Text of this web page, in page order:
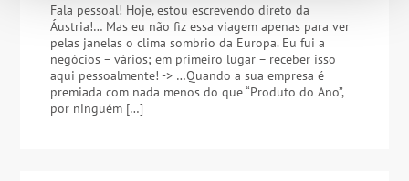
Fala pessoal! Hoje, estou escrevendo direto da
Áustria!… Mas eu não fiz essa viagem apenas para ver
pelas janelas o clima sombrio da Europa. Eu fui a
negócios – vários; em primeiro lugar – receber isso
aqui pessoalmente! -> …Quando a sua empresa é
premiada com nada menos do que “Produto do Ano”,
por ninguém […]